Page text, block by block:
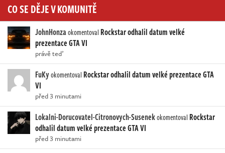
CO SE DĚJE V KOMUNITĚ
JohnHonzaokomentoval Rockstar odhalil datum velké
prezentace GTA VI
právě teď
FuKyokomentoval Rockstar odhalil datum velké prezentace GTA
VI
před 3 minutami
Lokalni-Dorucovatel-Citronovych-Susenekokomentoval Rockstar
odhalil datum velké prezentace GTA VI
před 3 minutami